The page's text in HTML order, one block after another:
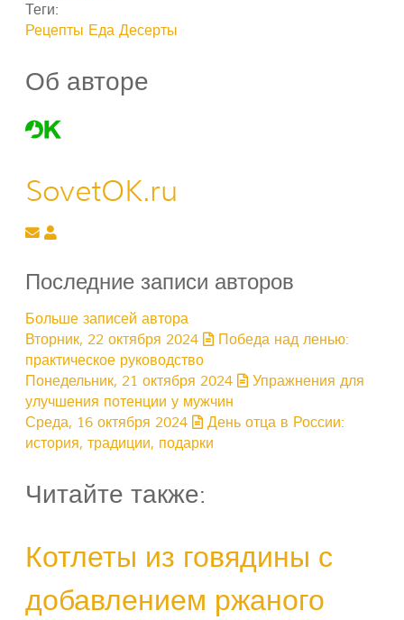
Теги:
Рецепты Еда Десерты
Об авторе
SovetOK.ru
Подписаться на обновление автора
SovetOK.ru
Последние записи авторов
Больше записей автора
Вторник, 22 октября 2024
Победа над ленью:
практическое руководство
Понедельник, 21 октября 2024
Упражнения для
улучшения потенции у мужчин
Среда, 16 октября 2024
День отца в России:
история, традиции, подарки
Читайте также:
Котлеты из говядины с
добавлением ржаного